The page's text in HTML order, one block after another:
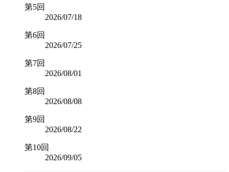
第5回
2026/07/18
第6回
2026/07/25
第7回
2026/08/01
第8回
2026/08/08
第9回
2026/08/22
第10回
2026/09/05